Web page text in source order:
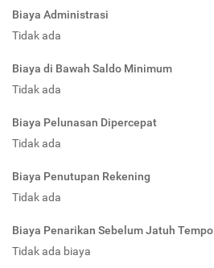
Biaya Administrasi
Tidak ada
Biaya di Bawah Saldo Minimum
Tidak ada
Biaya Pelunasan Dipercepat
Tidak ada
Biaya Penutupan Rekening
Tidak ada
Biaya Penarikan Sebelum Jatuh Tempo
Tidak ada biaya